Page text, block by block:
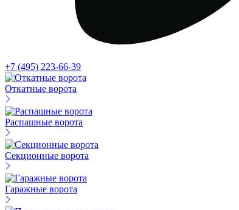
+7 (495) 223-66-39
Откатные ворота
Распашные ворота
Секционные ворота
Гаражные ворота